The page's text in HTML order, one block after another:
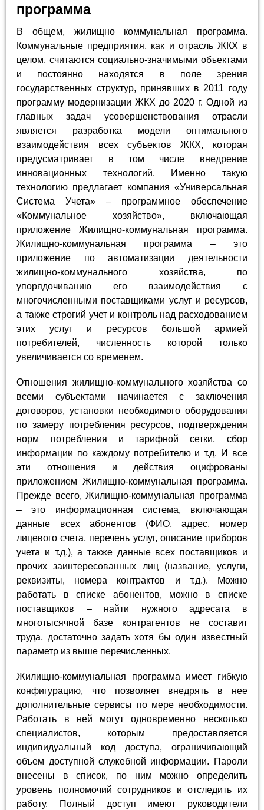
программа
В общем, жилищно коммунальная программа.
Коммунальные предприятия, как и отрасль ЖКХ в
целом, считаются социально-значимыми объектами
и постоянно находятся в поле зрения
государственных структур, принявших в 2011 году
программу модернизации ЖКХ до 2020 г. Одной из
главных задач усовершенствования отрасли
является разработка модели оптимального
взаимодействия всех субъектов ЖКХ, которая
предусматривает в том числе внедрение
инновационных технологий. Именно такую
технологию предлагает компания «Универсальная
Система Учета» – программное обеспечение
«Коммунальное хозяйство», включающая
приложение Жилищно-коммунальная программа.
Жилищно-коммунальная программа – это
приложение по автоматизации деятельности
жилищно-коммунального хозяйства, по
упорядочиванию его взаимодействия с
многочисленными поставщиками услуг и ресурсов,
а также строгий учет и контроль над расходованием
этих услуг и ресурсов большой армией
потребителей, численность которой только
увеличивается со временем.
Отношения жилищно-коммунального хозяйства со
всеми субъектами начинается с заключения
договоров, установки необходимого оборудования
по замеру потребления ресурсов, подтверждения
норм потребления и тарифной сетки, сбор
информации по каждому потребителю и т.д. И все
эти отношения и действия оцифрованы
приложением Жилищно-коммунальная программа.
Прежде всего, Жилищно-коммунальная программа
– это информационная система, включающая
данные всех абонентов (ФИО, адрес, номер
лицевого счета, перечень услуг, описание приборов
учета и т.д.), а также данные всех поставщиков и
прочих заинтересованных лиц (название, услуги,
реквизиты, номера контрактов и т.д.). Можно
работать в списке абонентов, можно в списке
поставщиков – найти нужного адресата в
многотысячной базе контрагентов не составит
труда, достаточно задать хотя бы один известный
параметр из выше перечисленных.
Жилищно-коммунальная программа имеет гибкую
конфигурацию, что позволяет внедрять в нее
дополнительные сервисы по мере необходимости.
Работать в ней могут одновременно несколько
специалистов, которым предоставляется
индивидуальный код доступа, ограничивающий
объем доступной служебной информации. Пароли
внесены в список, по ним можно определить
уровень полномочий сотрудников и отследить их
работу. Полный доступ имеют руководители